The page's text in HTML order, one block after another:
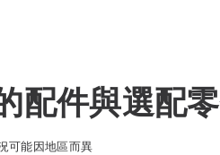
配件與選配
可能因地區而異